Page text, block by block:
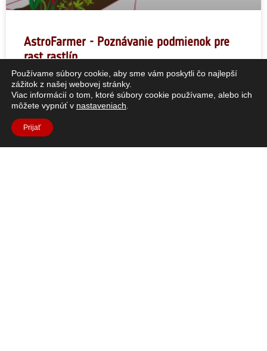
AstroFarmer - Poznávanie podmienok pre
rast rastlín
Stručný opis: V tomto súbore šiestich aktivít budú
študenti skúmať, ktoré faktory ovplyvňujú rastliny.
PREČÍTAJTE SI VIAC "
1 2
Používame súbory cookie, aby sme vám poskytli čo najlepší
zážitok z našej webovej stránky.
Viac informácií o tom, ktoré súbory cookie používame, alebo ich
môžete vypnúť v nastaveniach
Prijať